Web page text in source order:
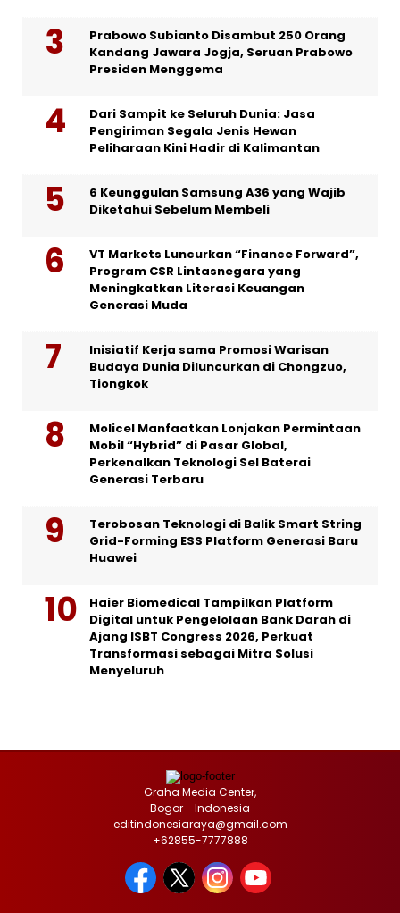
Prabowo Subianto Disambut 250 Orang
Kandang Jawara Jogja, Seruan Prabowo
Presiden Menggema
Dari Sampit ke Seluruh Dunia: Jasa
Pengiriman Segala Jenis Hewan
Peliharaan Kini Hadir di Kalimantan
6 Keunggulan Samsung A36 yang Wajib
Diketahui Sebelum Membeli
VT Markets Luncurkan “Finance Forward”,
Program CSR Lintasnegara yang
Meningkatkan Literasi Keuangan
Generasi Muda
Inisiatif Kerja sama Promosi Warisan
Budaya Dunia Diluncurkan di Chongzuo,
Tiongkok
Molicel Manfaatkan Lonjakan Permintaan
Mobil “Hybrid” di Pasar Global,
Perkenalkan Teknologi Sel Baterai
Generasi Terbaru
Terobosan Teknologi di Balik Smart String
Grid-Forming ESS Platform Generasi Baru
Huawei
Haier Biomedical Tampilkan Platform
Digital untuk Pengelolaan Bank Darah di
Ajang ISBT Congress 2026, Perkuat
Transformasi sebagai Mitra Solusi
Menyeluruh
Graha Media Center,
Bogor - Indonesia
editindonesiaraya@gmail.com
+62855-7777888